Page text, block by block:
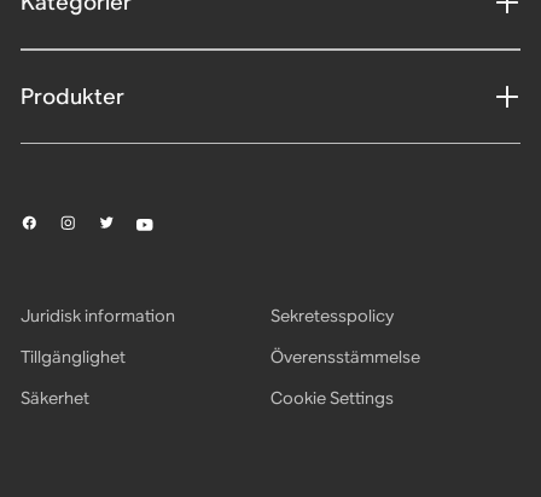
Produkter
Juridisk information
Sekretesspolicy
Tillgänglighet
Överensstämmelse
Säkerhet
Cookie Settings